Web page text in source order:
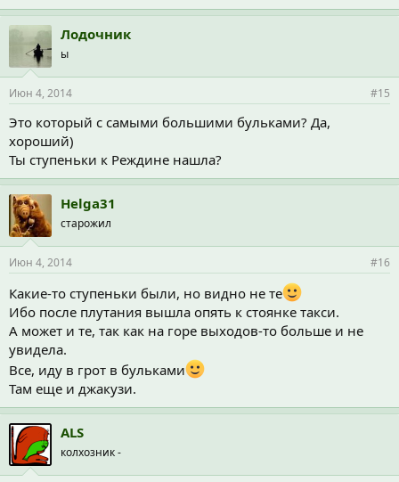
Лодочник
ы
Июн 4, 2014 #15
Это который с самыми большими бульками? Да,
хороший)
Ты ступеньки к Реждине нашла?
Helga31
старожил
Июн 4, 2014 #16
Какие-то ступеньки были, но видно не те
Ибо после плутания вышла опять к стоянке такси.
А может и те, так как на горе выходов-то больше и не
увидела.
Все, иду в грот в бульками
Там еще и джакузи.
ALS
колхозник -